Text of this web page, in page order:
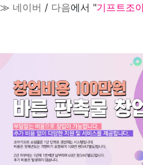
≫ 네이버 / 다음에서 "기프트조